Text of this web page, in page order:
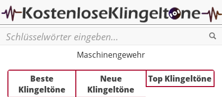
Maschinengewehr
Beste
Klingeltöne
Neue
Klingeltöne
Top Klingeltöne